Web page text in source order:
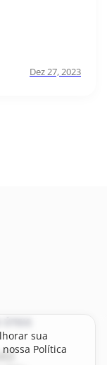
Dez 27, 2023
ÚTEIS
sua
Política